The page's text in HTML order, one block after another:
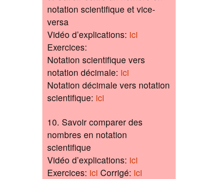
notation scientifique et vice-
versa
Vidéo d’explications: ici
Exercices:
Notation scientifique vers
notation décimale: ici
Notation décimale vers notation
scientifique: ici
10. Savoir comparer des
nombres en notation
scientifique
Vidéo d’explications: ici
Exercices: ici Corrigé: ici